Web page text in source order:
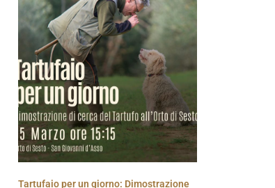
Tartufaio per un giorno: Dimostrazione